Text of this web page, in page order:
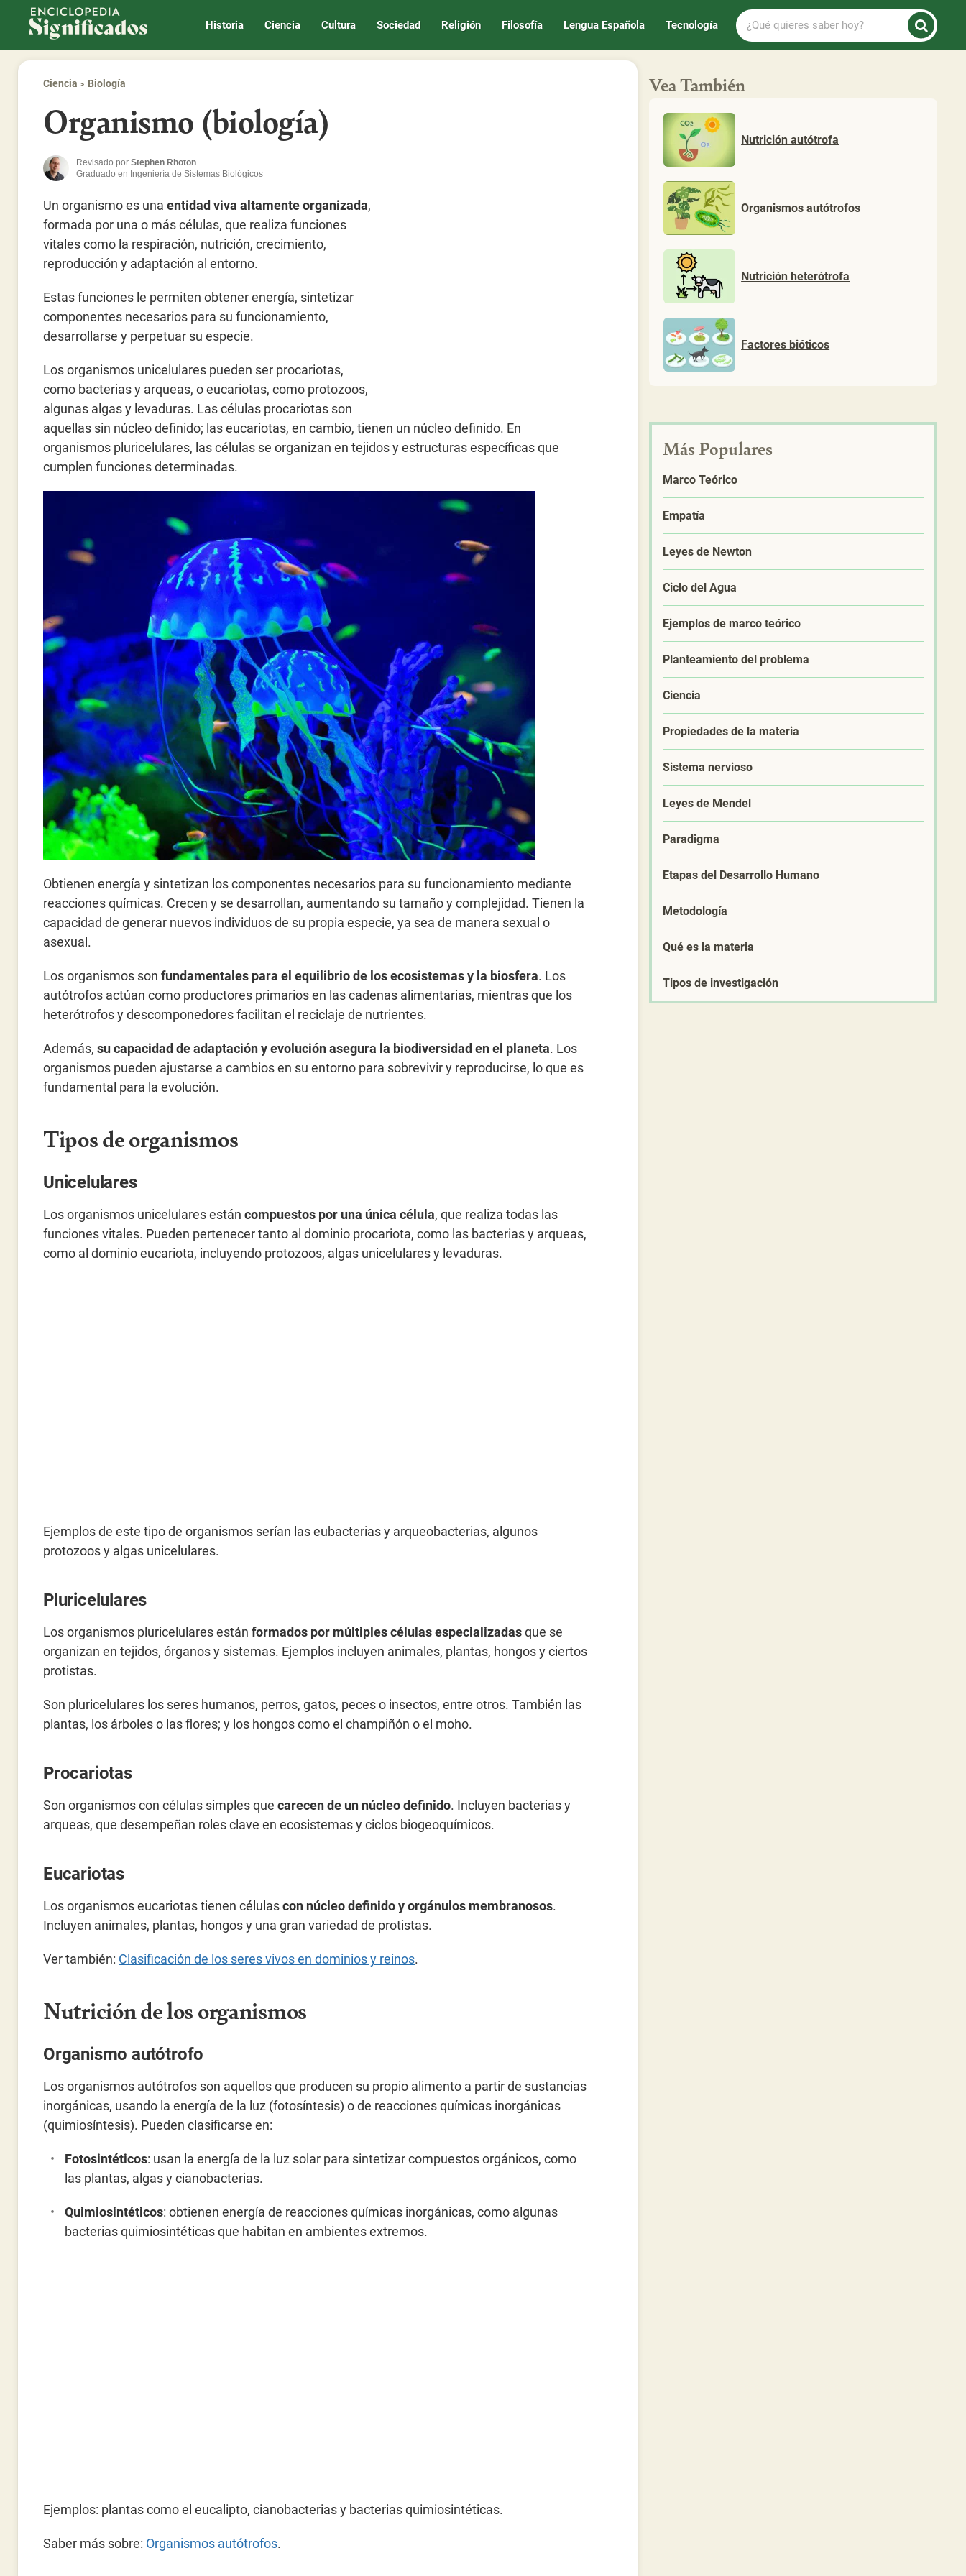
Enciclopedia Significados
Historia Ciencia Cultura Sociedad Religión Filosofía Lengua Española Tecnología
¿Qué
quieres
saber
Ciencia Biología
Organismo (biología)
Revisado por Stephen Rhoton
Graduado en Ingeniería de Sistemas Biológicos
Un organismo es una entidad viva altamente organizada,
formada por una o más células, que realiza funciones
vitales como la respiración, nutrición, crecimiento,
reproducción y adaptación al entorno.
Estas funciones le permiten obtener energía, sintetizar
componentes necesarios para su funcionamiento,
desarrollarse y perpetuar su especie.
Los organismos unicelulares pueden ser procariotas,
como bacterias y arqueas, o eucariotas, como protozoos,
algunas algas y levaduras. Las células procariotas son
aquellas sin núcleo definido; las eucariotas, en cambio, tienen un núcleo definido. En
organismos pluricelulares, las células se organizan en tejidos y estructuras específicas que
cumplen funciones determinadas.
Obtienen energía y sintetizan los componentes necesarios para su funcionamiento mediante
reacciones químicas. Crecen y se desarrollan, aumentando su tamaño y complejidad. Tienen la
capacidad de generar nuevos individuos de su propia especie, ya sea de manera sexual o
asexual.
Los organismos son fundamentales para el equilibrio de los ecosistemas y la biosfera. Los
autótrofos actúan como productores primarios en las cadenas alimentarias, mientras que los
heterótrofos y descomponedores facilitan el reciclaje de nutrientes.
Además, su capacidad de adaptación y evolución asegura la biodiversidad en el planeta. Los
organismos pueden ajustarse a cambios en su entorno para sobrevivir y reproducirse, lo que es
fundamental para la evolución.
Tipos de organismos
Unicelulares
Los organismos unicelulares están compuestos por una única célula, que realiza todas las
funciones vitales. Pueden pertenecer tanto al dominio procariota, como las bacterias y arqueas,
como al dominio eucariota, incluyendo protozoos, algas unicelulares y levaduras.
Ejemplos de este tipo de organismos serían las eubacterias y arqueobacterias, algunos
protozoos y algas unicelulares.
Pluricelulares
Los organismos pluricelulares están formados por múltiples células especializadasque se
organizan en tejidos, órganos y sistemas. Ejemplos incluyen animales, plantas, hongos y ciertos
protistas.
Son pluricelulares los seres humanos, perros, gatos, peces o insectos, entre otros. También las
plantas, los árboles o las flores; y los hongos como el champiñón o el moho.
Procariotas
Son organismos con células simples que carecen de un núcleo definido. Incluyen bacterias y
arqueas, que desempeñan roles clave en ecosistemas y ciclos biogeoquímicos.
Eucariotas
Los organismos eucariotas tienen célulascon núcleo definido y orgánulos membranosos.
Incluyen animales, plantas, hongos y una gran variedad de protistas.
Ver también: Clasificación de los seres vivos en dominios y reinos.
Nutrición de los organismos
Organismo autótrofo
Los organismos autótrofos son aquellos que producen su propio alimento a partir de sustancias
inorgánicas, usando la energía de la luz (fotosíntesis) o de reacciones químicas inorgánicas
(quimiosíntesis). Pueden clasificarse en:
Fotosintéticos: usan la energía de la luz solar para sintetizar compuestos orgánicos, como
las plantas, algas y cianobacterias.
Quimiosintéticos: obtienen energía de reacciones químicas inorgánicas, como algunas
bacterias quimiosintéticas que habitan en ambientes extremos.
Ejemplos: plantas como el eucalipto, cianobacterias y bacterias quimiosintéticas.
Saber más sobre: Organismos autótrofos.
Vea También
Nutrición autótrofa
Organismos autótrofos
Nutrición heterótrofa
Factores bióticos
Más Populares
Marco Teórico
Empatía
Leyes de Newton
Ciclo del Agua
Ejemplos de marco teórico
Planteamiento del problema
Ciencia
Propiedades de la materia
Sistema nervioso
Leyes de Mendel
Paradigma
Etapas del Desarrollo Humano
Metodología
Qué es la materia
Tipos de investigación